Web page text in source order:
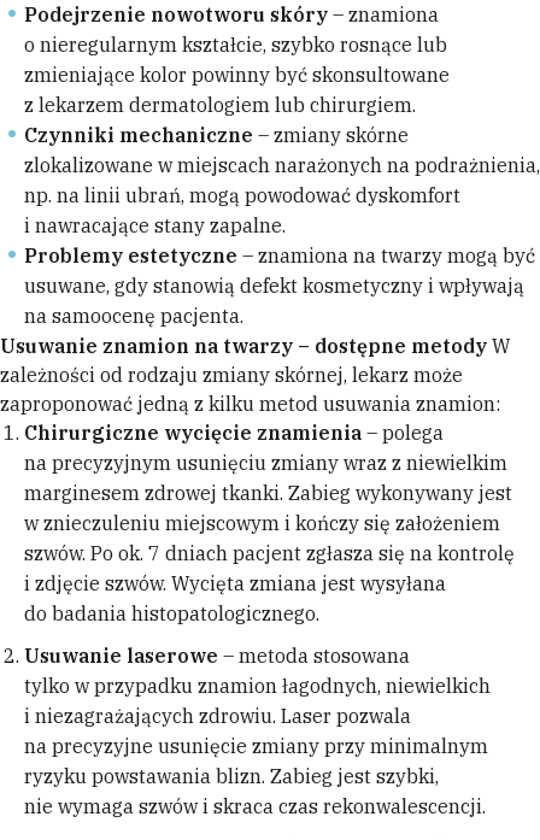
Podejrzenie nowotworu skóry – znamiona
o nieregularnym kształcie, szybko rosnące lub
zmieniające kolor powinny być skonsultowane
z lekarzem dermatologiem lub chirurgiem.
Czynniki mechaniczne – zmiany skórne
zlokalizowane w miejscach narażonych na podrażnienia,
np. na linii ubrań, mogą powodować dyskomfort
i nawracające stany zapalne.
Problemy estetyczne – znamiona na twarzy mogą być
usuwane, gdy stanowią defekt kosmetyczny i wpływają
na samoocenę pacjenta.
Usuwanie znamion na twarzy – dostępne metody W
zależności od rodzaju zmiany skórnej, lekarz może
zaproponować jedną z kilku metod usuwania znamion:
Chirurgiczne wycięcie znamienia – polega
na precyzyjnym usunięciu zmiany wraz z niewielkim
marginesem zdrowej tkanki. Zabieg wykonywany jest
w znieczuleniu miejscowym i kończy się założeniem
szwów. Po ok. 7 dniach pacjent zgłasza się na kontrolę
i zdjęcie szwów. Wycięta zmiana jest wysyłana
do badania histopatologicznego.
Usuwanie laserowe – metoda stosowana
tylko w przypadku znamion łagodnych, niewielkich
i niezagrażających zdrowiu. Laser pozwala
na precyzyjne usunięcie zmiany przy minimalnym
ryzyku powstawania blizn. Zabieg jest szybki,
nie wymaga szwów i skraca czas rekonwalescencji.